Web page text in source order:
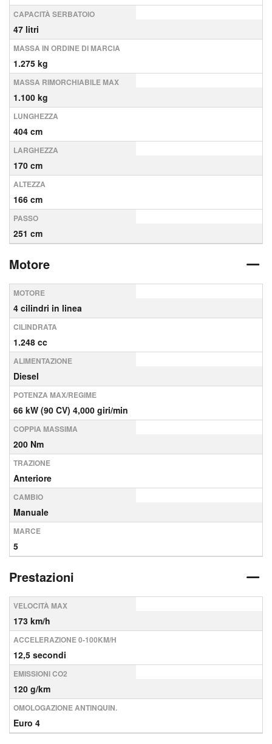
CAPACITÀ SERBATOIO
47 litri
MASSA IN ORDINE DI MARCIA
1.275 kg
MASSA RIMORCHIABILE MAX
1.100 kg
LUNGHEZZA
404 cm
LARGHEZZA
170 cm
ALTEZZA
166 cm
PASSO
251 cm
Motore
MOTORE
4 cilindri in linea
CILINDRATA
1.248 cc
ALIMENTAZIONE
Diesel
POTENZA MAX/REGIME
66 kW (90 CV) 4,000 giri/min
COPPIA MASSIMA
200 Nm
TRAZIONE
Anteriore
CAMBIO
Manuale
MARCE
5
Prestazioni
VELOCITÀ MAX
173 km/h
ACCELERAZIONE 0-100KM/H
12,5 secondi
EMISSIONI CO2
120 g/km
OMOLOGAZIONE ANTINQUIN.
Euro 4